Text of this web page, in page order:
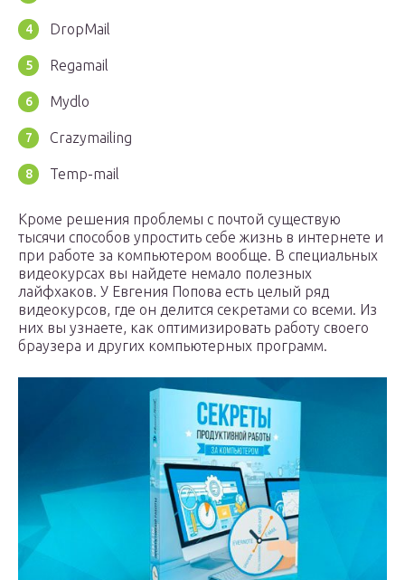
DropMail
Regamail
Mydlo
Crazymailing
Temp-mail
Кроме решения проблемы с почтой существую
тысячи способов упростить себе жизнь в интернете и
при работе за компьютером вообще. В специальных
видеокурсах вы найдете немало полезных
лайфхаков. У Евгения Попова есть целый ряд
видеокурсов, где он делится секретами со всеми. Из
них вы узнаете, как оптимизировать работу своего
браузера и других компьютерных программ.